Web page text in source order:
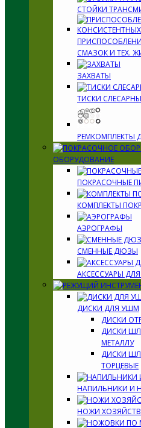
СТОЙКИ
СМАЗОК И ТЕХ.
ЗАХВАТЫ
ТИСКИ
РЕМКОМПЛЕКТЫ
ОБОРУДОВАНИЕ
ПОКРАСОЧНЫЕ
КОМПЛЕКТЫ
АЭРОГРАФЫ
СМЕННЫЕ ДЮЗЫ
АКСЕССУАРЫ
ДИСКИ ДЛЯ УШМ
ДИСКИ
ДИСКИ
МЕТАЛЛУ
ДИСКИ
ТОРЦЕВЫЕ
НАПИЛЬНИКИ И
НОЖИ